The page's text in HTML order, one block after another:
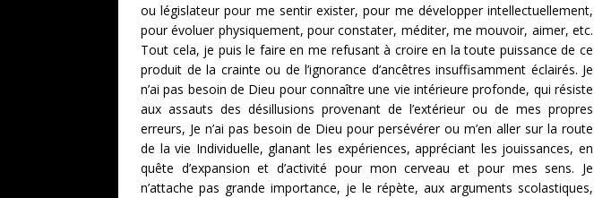
ou législateur pour me sentir exister, pour me développer intellectuellement,
pour évoluer physiquement, pour constater, méditer, me mouvoir, aimer, etc.
Tout cela, je puis le faire en me refusant à croire en la toute puissance de ce
produit de la crainte ou de l’ignorance d’ancêtres insuffisamment éclairés. Je
n’ai pas besoin de Dieu pour connaître une vie intérieure profonde, qui résiste
aux assauts des désillusions provenant de l’extérieur ou de mes propres
erreurs, Je n’ai pas besoin de Dieu pour persévérer ou m’en aller sur la route
de la vie Individuelle, glanant les expériences, appréciant les jouissances, en
quête d’expansion et d’activité pour mon cerveau et pour mes sens. Je
n’attache pas grande importance, je le répète, aux arguments scolastiques,